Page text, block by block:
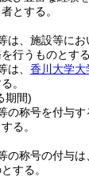
とする。
は、施設等に
行うものとする
は、 香川大学大
。
期間)
の称号を付与
る。
の称号の付与は
する。